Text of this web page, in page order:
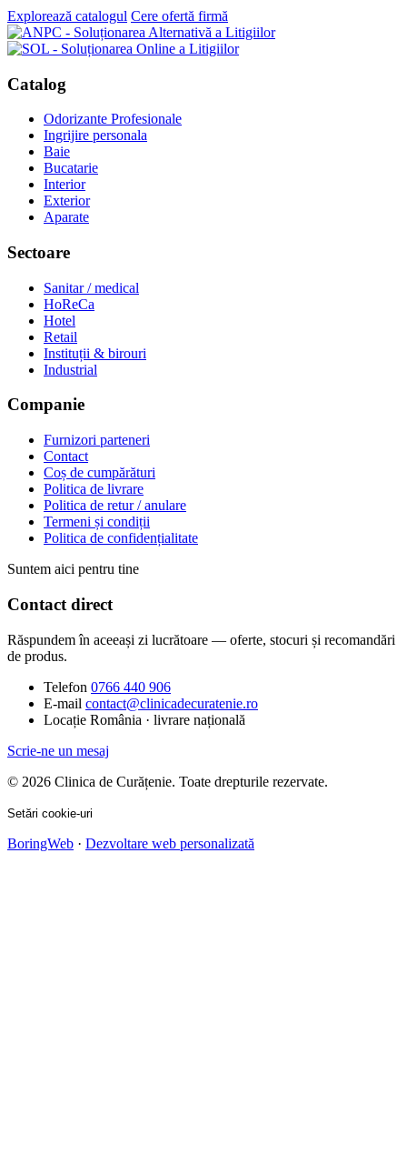
Explorează catalogul Cere ofertă firmă
Catalog
Odorizante Profesionale
Ingrijire personala
Baie
Bucatarie
Interior
Exterior
Aparate
Sectoare
Sanitar / medical
HoReCa
Hotel
Retail
Instituții & birouri
Industrial
Companie
Furnizori parteneri
Contact
Coș de cumpărături
Politica de livrare
Politica de retur / anulare
Termeni și condiții
Politica de confidențialitate
Suntem aici pentru tine
Contact direct
Răspundem în aceeași zi lucrătoare — oferte, stocuri și recomandări
de produs.
Telefon 0766 440 906
E-mail contact@clinicadecuratenie.ro
Locație România · livrare națională
Scrie-ne un mesaj
© 2026 Clinica de Curățenie. Toate drepturile rezervate.
Setări cookie-uri
BoringWeb · Dezvoltare web personalizată